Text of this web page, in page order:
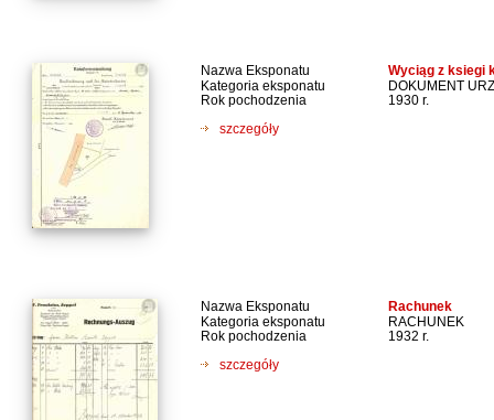
Nazwa Eksponatu Wyciąg z ksiegi
Kategoria eksponatu
DOKUMENT
Rok pochodzenia
1930 r.
szczegóły
Nazwa Eksponatu Rachunek
Kategoria eksponatu
RACHUNEK
Rok pochodzenia
1932 r.
szczegóły